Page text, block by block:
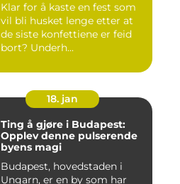
Klar for å kaste en fest som
vil bli husket lenge etter at
de siste konfettiene er feid
bort? Underh...
18. jan
Ting å gjøre i Budapest:
Opplev denne pulserende
byens magi
Budapest, hovedstaden i
Ungarn, er en by som har